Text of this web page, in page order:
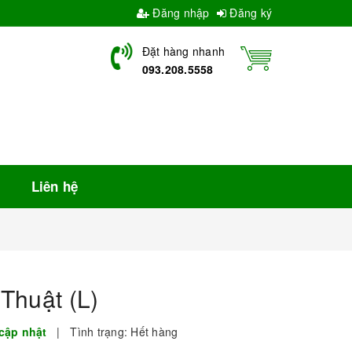
Đăng nhập Đăng ký
Đặt hàng nhanh
093.208.5558
Liên hệ
(L)
nhật | Tình trạng: Hết hàng